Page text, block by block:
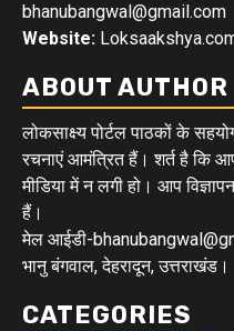
bhanubangwal@gmail.com
Website:
ABOUT AUTHOR
लोकसाक्ष्य पोर्टल पाठकों के
रचनाएं आमंत्रित हैं। शर्त है कि
मीडिया में न लगी हो। आप
हैं।
मेल आईडी-
भानु बंगवाल, देहरादून, उत्तराखंड।
CATEGORIES